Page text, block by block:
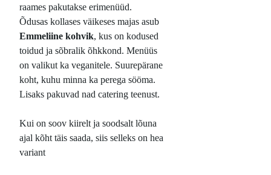
raames pakutakse erimenüüd.
Õdusas kollases väikeses majas asub
Emmeliine kohvik, kus on kodused
toidud ja sõbralik õhkkond. Menüüs
on valikut ka veganitele. Suurepärane
koht, kuhu minna ka perega sööma.
Lisaks pakuvad nad catering teenust.
Kui on soov kiirelt ja soodsalt lõuna
ajal kõht täis saada, siis selleks on hea
variant